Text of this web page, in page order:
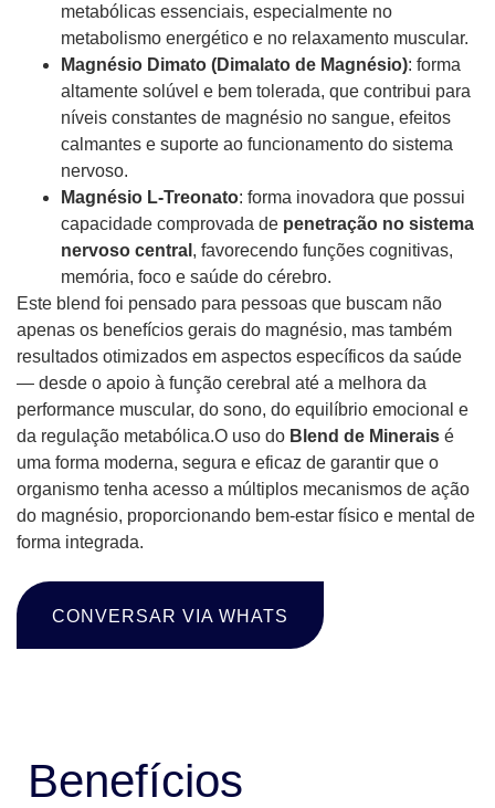
metabólicas essenciais, especialmente no
metabolismo energético e no relaxamento muscular.
Magnésio Dimato (Dimalato de Magnésio): forma
altamente solúvel e bem tolerada, que contribui para
níveis constantes de magnésio no sangue, efeitos
calmantes e suporte ao funcionamento do sistema
nervoso.
Magnésio L-Treonato: forma inovadora que possui
capacidade comprovada de penetração no sistema
nervoso central , favorecendo funções cognitivas,
memória, foco e saúde do cérebro.
Este blend foi pensado para pessoas que buscam não
apenas os benefícios gerais do magnésio, mas também
resultados otimizados em aspectos específicos da saúde
— desde o apoio à função cerebral até a melhora da
performance muscular, do sono, do equilíbrio emocional e
da regulação metabólica.O uso do Blend de Minerais é
uma forma moderna, segura e eficaz de garantir que o
organismo tenha acesso a múltiplos mecanismos de ação
do magnésio, proporcionando bem-estar físico e mental de
forma integrada.
CONVERSAR VIA WHATS
Benefícios